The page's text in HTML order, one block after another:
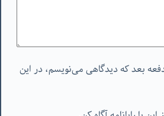
بعد که دیدگاهی می‌نویسم، در این